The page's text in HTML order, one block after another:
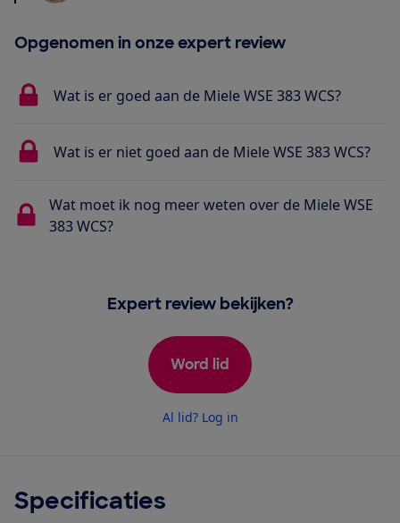
Opgenomen in onze expert review
Wat is er goed aan de Miele WSE 383 WCS?
Wat is er niet goed aan de Miele WSE 383 WCS?
Wat moet ik nog meer weten over de Miele WSE
383 WCS?
Expert review bekijken?
Word lid
Al lid? Log in
Specificaties